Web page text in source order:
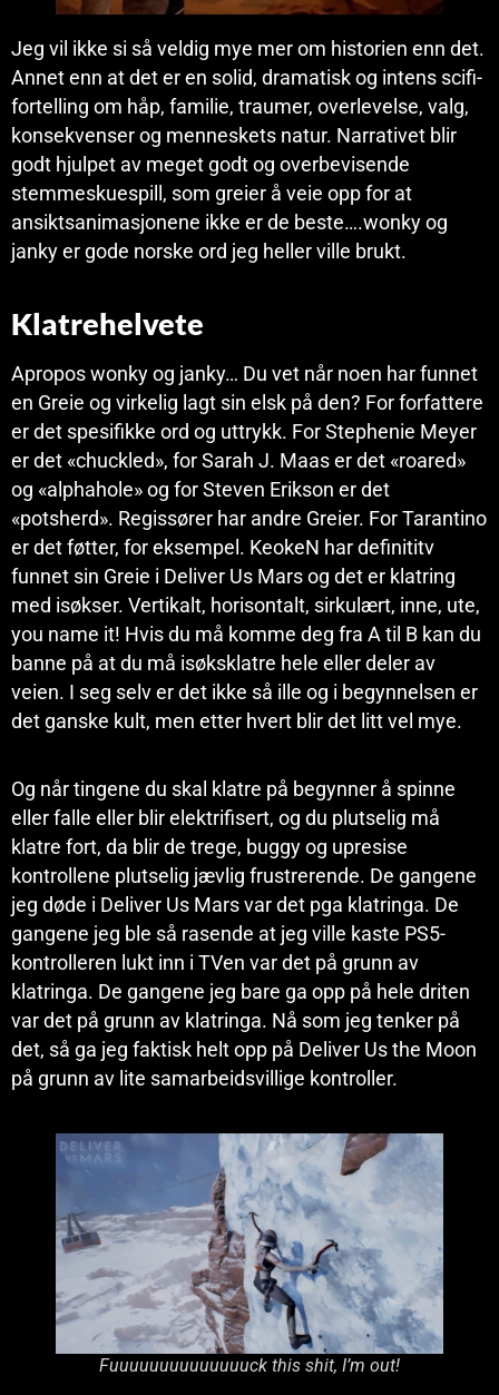
Jeg vil ikke si så veldig mye mer om historien enn det.
Annet enn at det er en solid, dramatisk og intens scifi-
fortelling om håp, familie, traumer, overlevelse, valg,
konsekvenser og menneskets natur. Narrativet blir
godt hjulpet av meget godt og overbevisende
stemmeskuespill, som greier å veie opp for at
ansiktsanimasjonene ikke er de beste….wonky og
janky er gode norske ord jeg heller ville brukt.
Klatrehelvete
Apropos wonky og janky… Du vet når noen har funnet
en Greie og virkelig lagt sin elsk på den? For forfattere
er det spesifikke ord og uttrykk. For Stephenie Meyer
er det «chuckled», for Sarah J. Maas er det «roared»
og «alphahole» og for Steven Erikson er det
«potsherd». Regissører har andre Greier. For Tarantino
er det føtter, for eksempel. KeokeN har definititv
funnet sin Greie i Deliver Us Mars og det er klatring
med isøkser. Vertikalt, horisontalt, sirkulært, inne, ute,
you name it! Hvis du må komme deg fra A til B kan du
banne på at du må isøksklatre hele eller deler av
veien. I seg selv er det ikke så ille og i begynnelsen er
det ganske kult, men etter hvert blir det litt vel mye.
Og når tingene du skal klatre på begynner å spinne
eller falle eller blir elektrifisert, og du plutselig må
klatre fort, da blir de trege, buggy og upresise
kontrollene plutselig jævlig frustrerende. De gangene
jeg døde i Deliver Us Mars var det pga klatringa. De
gangene jeg ble så rasende at jeg ville kaste PS5-
kontrolleren lukt inn i TVen var det på grunn av
klatringa. De gangene jeg bare ga opp på hele driten
var det på grunn av klatringa. Nå som jeg tenker på
det, så ga jeg faktisk helt opp på Deliver Us the Moon
på grunn av lite samarbeidsvillige kontroller.
Fuuuuuuuuuuuuuuck this shit, I’m out!